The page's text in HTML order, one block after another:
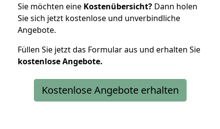
Sie möchten eine Kostenübersicht? Dann holen
Sie sich jetzt kostenlose und unverbindliche
Angebote.
Füllen Sie jetzt das Formular aus und erhalten Sie
kostenloseAngebote.
Kostenlose Angebote erhalten